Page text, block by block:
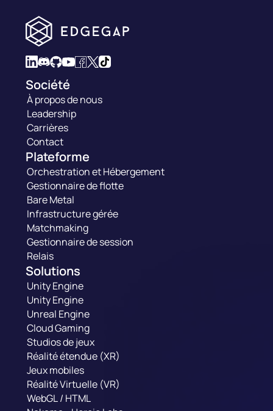
Société
À propos de nous
Leadership
Carrières
Contact
Plateforme
Orchestration et Hébergement
Gestionnaire de flotte
Bare Metal
Infrastructure gérée
Matchmaking
Gestionnaire de session
Relais
Solutions
Unity Engine
Unity Engine
Unreal Engine
Cloud Gaming
Studios de jeux
Réalité étendue (XR)
Jeux mobiles
Réalité Virtuelle (VR)
WebGL / HTML